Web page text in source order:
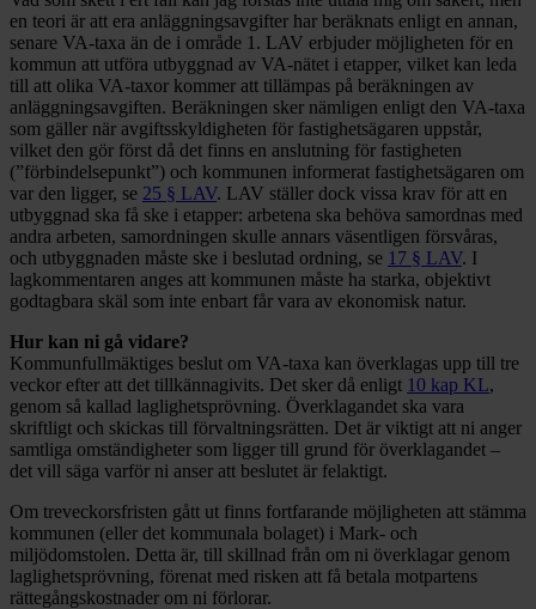
en teori är att era anläggningsavgifter har beräknats enligt en annan,
senare VA-taxa än de i område 1. LAV erbjuder möjligheten för en
kommun att utföra utbyggnad av VA-nätet i etapper, vilket kan leda
till att olika VA-taxor kommer att tillämpas på beräkningen av
anläggningsavgiften. Beräkningen sker nämligen enligt den VA-taxa
som gäller när avgiftsskyldigheten för fastighetsägaren uppstår,
vilket den gör först då det finns en anslutning för fastigheten
(”förbindelsepunkt”) och kommunen informerat fastighetsägaren om
var den ligger, se 25 § LAV. LAV ställer dock vissa krav för att en
utbyggnad ska få ske i etapper: arbetena ska behöva samordnas med
andra arbeten, samordningen skulle annars väsentligen försvåras,
och utbyggnaden måste ske i beslutad ordning, se 17 § LAV. I
lagkommentaren anges att kommunen måste ha starka, objektivt
godtagbara skäl som inte enbart får vara av ekonomisk natur.
Hur kan ni gå vidare?
Kommunfullmäktiges beslut om VA-taxa kan överklagas upp till tre
veckor efter att det tillkännagivits. Det sker då enligt 10 kap KL,
genom så kallad laglighetsprövning. Överklagandet ska vara
skriftligt och skickas till förvaltningsrätten. Det är viktigt att ni anger
samtliga omständigheter som ligger till grund för överklagandet –
det vill säga varför ni anser att beslutet är felaktigt.
Om treveckorsfristen gått ut finns fortfarande möjligheten att stämma
kommunen (eller det kommunala bolaget) i Mark- och
miljödomstolen. Detta är, till skillnad från om ni överklagar genom
laglighetsprövning, förenat med risken att få betala motpartens
rättegångskostnader om ni förlorar.